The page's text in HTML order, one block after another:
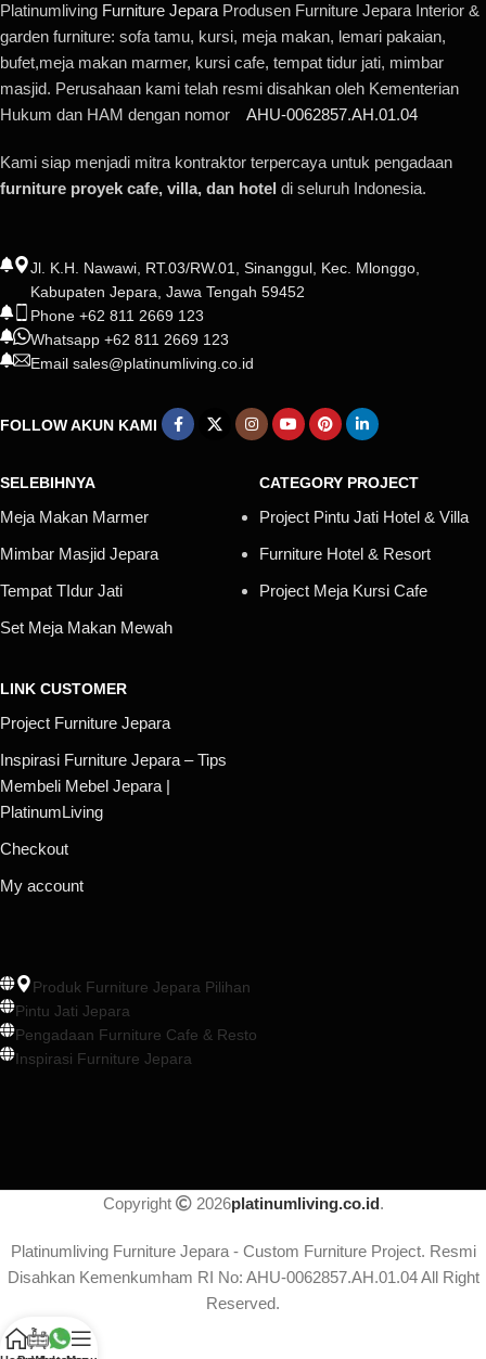
Platinumliving Furniture Jepara Produsen Furniture Jepara Interior &
garden furniture: sofa tamu, kursi, meja makan, lemari pakaian,
bufet,meja makan marmer, kursi cafe, tempat tidur jati, mimbar
masjid. Perusahaan kami telah resmi disahkan oleh Kementerian
Hukum dan HAM dengan nomor AHU-0062857.AH.01.04
Kami siap menjadi mitra kontraktor terpercaya untuk pengadaan
furniture proyek cafe, villa, dan hotel di seluruh Indonesia.
Jl. K.H. Nawawi, RT.03/RW.01, Sinanggul, Kec. Mlonggo,
Kabupaten Jepara, Jawa Tengah 59452
Phone +62 811 2669 123
Whatsapp +62 811 2669 123
Email sales@platinumliving.co.id
FOLLOW AKUN KAMI
SELEBIHNYA
Meja Makan Marmer
Mimbar Masjid Jepara
Tempat TIdur Jati
Set Meja Makan Mewah
CATEGORY PROJECT
Project Pintu Jati Hotel & Villa
Furniture Hotel & Resort
Project Meja Kursi Cafe
LINK CUSTOMER
Project Furniture Jepara
Inspirasi Furniture Jepara – Tips
Membeli Mebel Jepara |
PlatinumLiving
Checkout
My account
Produk Furniture Jepara Pilihan
Pintu Jati Jepara
Pengadaan Furniture Cafe & Resto
Inspirasi Furniture Jepara
Copyright 2026platinumliving.co.id.
Platinumliving Furniture Jepara - Custom Furniture Project. Resmi
Disahkan Kemenkumham RI No: AHU-0062857.AH.01.04 All Right
Reserved.